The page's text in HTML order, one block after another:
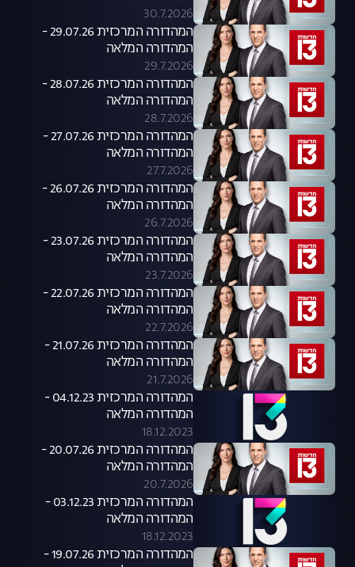
30.7.2026
המהדורה המרכזית 29.07.26 -
המהדורה המלאה
29.7.2026
המהדורה המרכזית 28.07.26 -
המהדורה המלאה
28.7.2026
המהדורה המרכזית 27.07.26 -
המהדורה המלאה
27.7.2026
המהדורה המרכזית 26.07.26 -
המהדורה המלאה
26.7.2026
המהדורה המרכזית 23.07.26 -
המהדורה המלאה
23.7.2026
המהדורה המרכזית 22.07.26 -
המהדורה המלאה
22.7.2026
המהדורה המרכזית 21.07.26 -
המהדורה המלאה
21.7.2026
המהדורה המרכזית 04.12.23 -
המהדורה המלאה
18.12.2023
המהדורה המרכזית 20.07.26 -
המהדורה המלאה
20.7.2026
המהדורה המרכזית 03.12.23 -
המהדורה המלאה
18.12.2023
המהדורה המרכזית 19.07.26 -